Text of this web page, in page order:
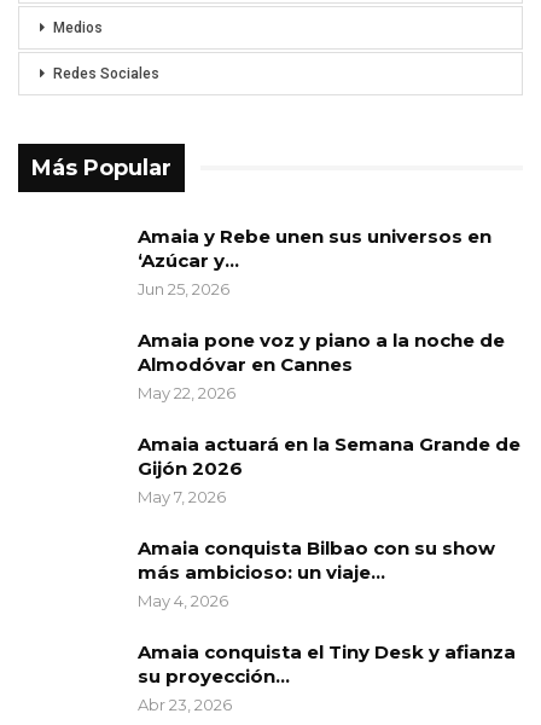
Medios
Redes Sociales
Más Popular
Amaia y Rebe unen sus universos en
‘Azúcar y…
Jun 25, 2026
Amaia pone voz y piano a la noche de
Almodóvar en Cannes
May 22, 2026
Amaia actuará en la Semana Grande de
Gijón 2026
May 7, 2026
Amaia conquista Bilbao con su show
más ambicioso: un viaje…
May 4, 2026
Amaia conquista el Tiny Desk y afianza
su proyección…
Abr 23, 2026